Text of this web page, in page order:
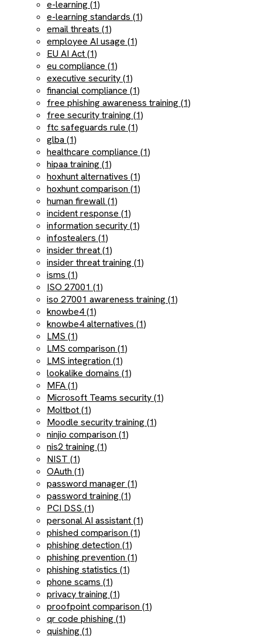
e-learning (1)
e-learning standards (1)
email threats (1)
employee AI usage (1)
EU AI Act (1)
eu compliance (1)
executive security (1)
financial compliance (1)
free phishing awareness training (1)
free security training (1)
ftc safeguards rule (1)
glba (1)
healthcare compliance (1)
hipaa training (1)
hoxhunt alternatives (1)
hoxhunt comparison (1)
human firewall (1)
incident response (1)
information security (1)
infostealers (1)
insider threat (1)
insider threat training (1)
isms (1)
ISO 27001 (1)
iso 27001 awareness training (1)
knowbe4 (1)
knowbe4 alternatives (1)
LMS (1)
LMS comparison (1)
LMS integration (1)
lookalike domains (1)
MFA (1)
Microsoft Teams security (1)
Moltbot (1)
Moodle security training (1)
ninjio comparison (1)
nis2 training (1)
NIST (1)
OAuth (1)
password manager (1)
password training (1)
PCI DSS (1)
personal AI assistant (1)
phished comparison (1)
phishing detection (1)
phishing prevention (1)
phishing statistics (1)
phone scams (1)
privacy training (1)
proofpoint comparison (1)
qr code phishing (1)
quishing (1)